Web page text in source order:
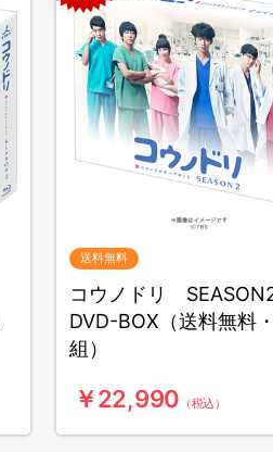
送料無料
コウノドリ
DVD-BOX（送料無料
組）
￥22,990 （税込）